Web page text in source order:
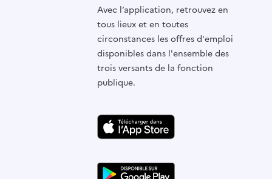
Avec l’application, retrouvez en
tous lieux et en toutes
circonstances les offres d'emploi
disponibles dans l'ensemble des
trois versants de la fonction
publique.